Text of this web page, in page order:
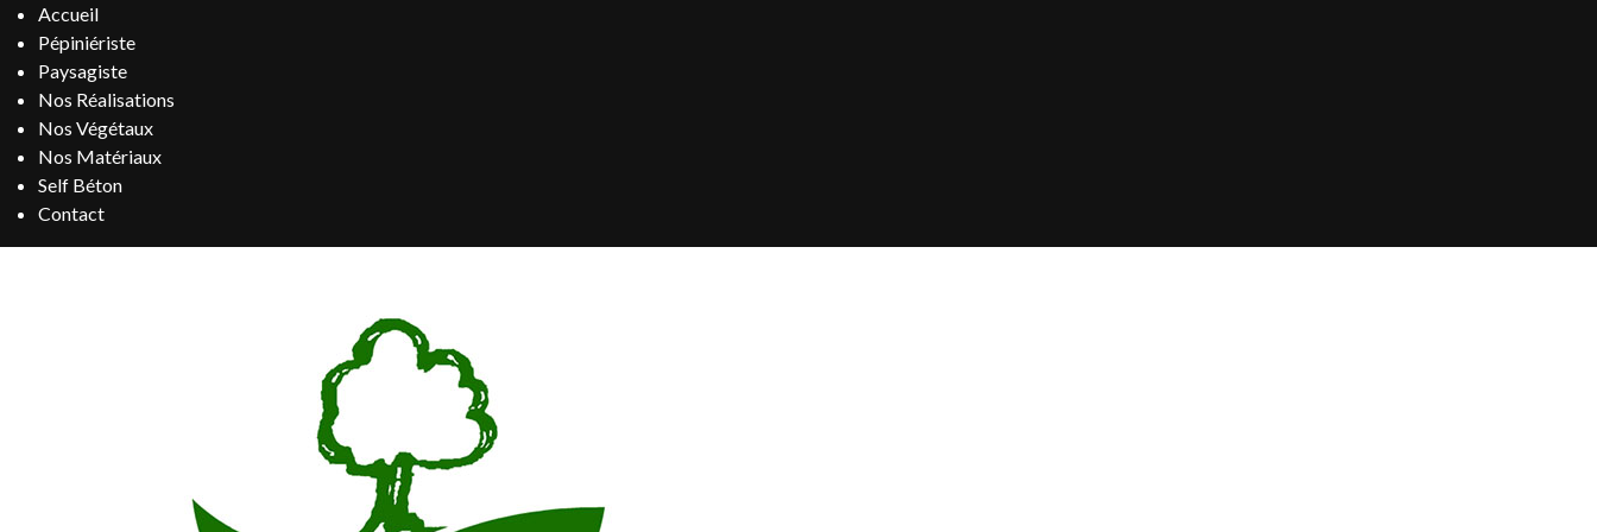
Accueil
Pépiniériste
Paysagiste
Nos Réalisations
Nos Végétaux
Nos Matériaux
Self Béton
Contact